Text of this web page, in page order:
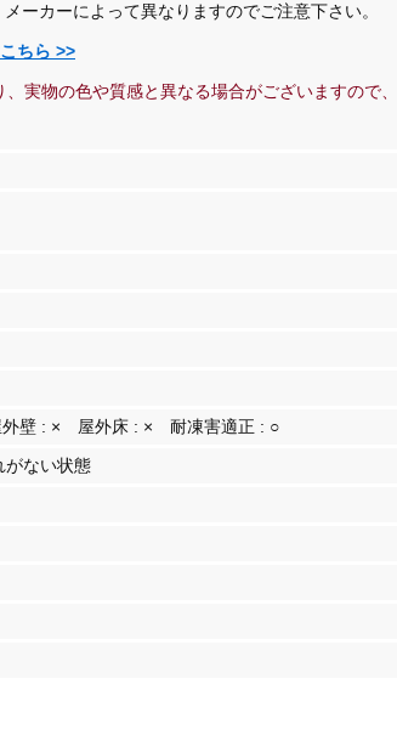
ーカーによって異なりますのでご注意下さい。
ちら >>
実物の色や質感と異なる場合がございますので、
壁 : × 屋外床 : × 耐凍害適正 : ○
がない状態